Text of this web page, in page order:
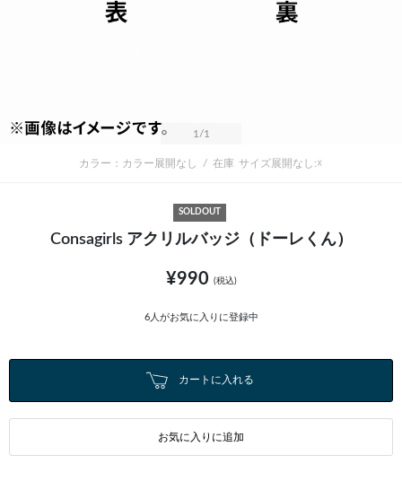
1 /1
カラー：カラー展開なし / 在庫 サイズ展開なし:☓
SOLDOUT
Consagirls アクリルバッジ（ドーレくん）
¥990 (税込)
6人がお気に入りに登録中
カートに入れる
お気に入りに追加